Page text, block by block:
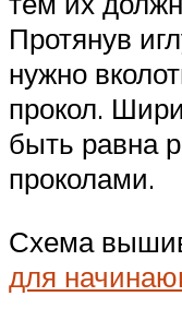
Протянув
нужно
прокол.
быть равна
проколами.
Схема
для